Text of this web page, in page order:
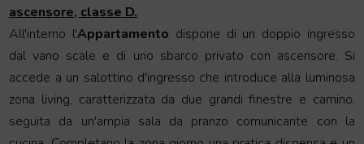
ascensore, classe D.
All'interno l'Appartamento dispone di un doppio ingresso
dal vano scale e di uno sbarco privato con ascensore. Si
accede a un salottino d'ingresso che introduce alla luminosa
zona living, caratterizzata da due grandi finestre e camino,
seguita da un'ampia sala da pranzo comunicante con la